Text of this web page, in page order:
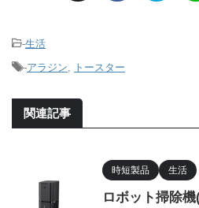
-生活
-アラジン, トースター
関連記事
時短製品 生活
ロボット掃除